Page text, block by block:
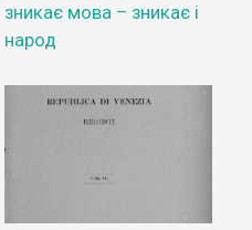
зникає мова – зникає і
народ